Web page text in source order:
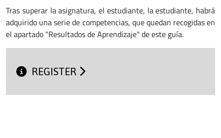
Tras superar la asignatura, el estudiante, la estudiante, habrá
adquirido una serie de competencias, que quedan recogidas en
el apartado "Resultados de Aprendizaje" de este guía.
REGISTER